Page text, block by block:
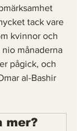
tack vare
kvinnor och
månaderna
pågick, och
al-Bashir
mer?